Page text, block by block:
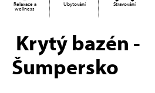
Relaxace a
wellness
Ubytování Stravování
Krytý bazén -
Šumpersko